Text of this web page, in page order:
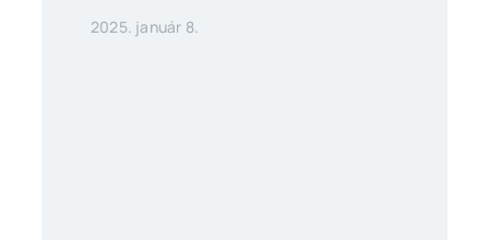
2025. január 8.